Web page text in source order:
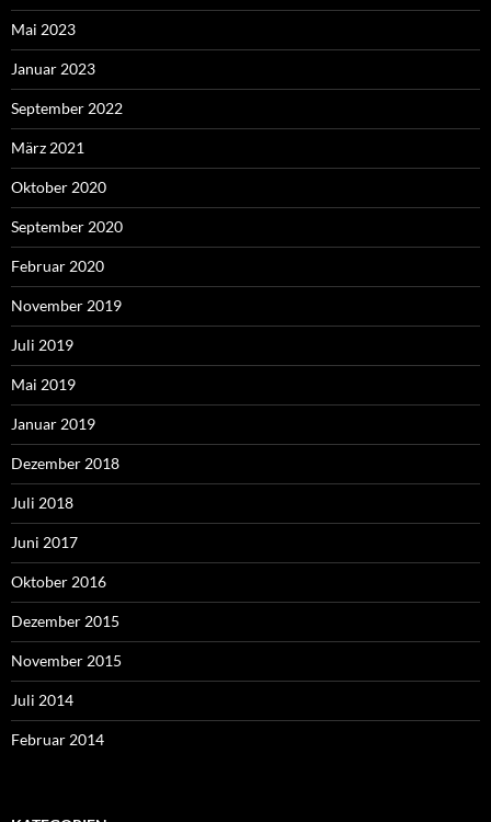
Mai 2023
Januar 2023
September 2022
März 2021
Oktober 2020
September 2020
Februar 2020
November 2019
Juli 2019
Mai 2019
Januar 2019
Dezember 2018
Juli 2018
Juni 2017
Oktober 2016
Dezember 2015
November 2015
Juli 2014
Februar 2014